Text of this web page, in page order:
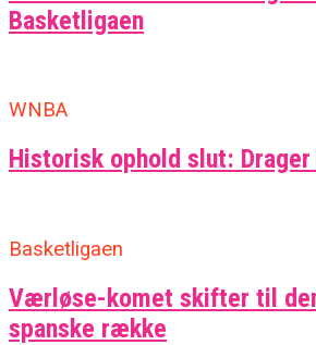
Basketligaen
WNBA
Historisk ophold slut:
Basketligaen
Værløse-komet skifter til
spanske række